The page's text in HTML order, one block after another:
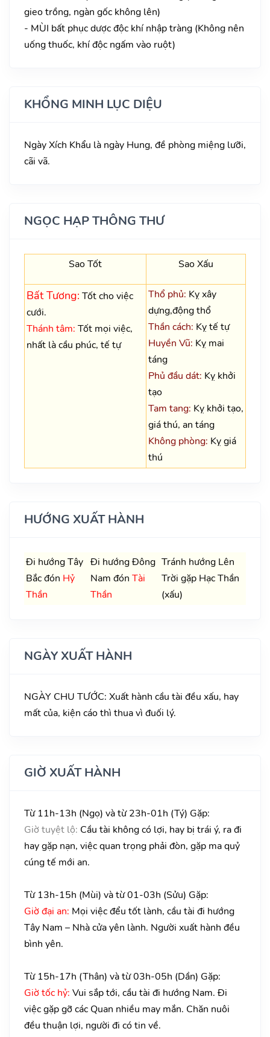
gieo trồng, ngàn gốc không lên)
- MÙI bất phục dược độc khí nhập tràng (Không nên
uống thuốc, khí độc ngấm vào ruột)
KHỔNG MINH LỤC DIỆU
Ngày Xích Khẩu là ngày Hung, đề phòng miệng lưỡi,
cãi vã.
NGỌC HẠP THÔNG THƯ
Sao Tốt Sao Xấu
Bất Tương: Tốt cho việc
cưới.
Thánh tâm: Tốt mọi việc,
nhất là cầu phúc, tế tự
Thổ phủ: Kỵ xây
dựng,động thổ
Thần cách: Kỵ tế tự
Huyền Vũ: Kỵ mai
táng
Phủ đầu dát: Kỵ khởi
tạo
Tam tang: Kỵ khởi tạo,
giá thú, an táng
Không phòng: Kỵ giá
thú
HƯỚNG XUẤT HÀNH
Đi hướng Tây
Bắc đón Hỷ
Thần
Đi hướng Đông
Nam đón Tài
Thần
Tránh hướng Lên
Trời gặp Hạc Thần
(xấu)
NGÀY XUẤT HÀNH
NGÀY CHU TƯỚC: Xuất hành cầu tài đều xấu, hay
mất của, kiện cáo thì thua vì đuối lý.
GIỜ XUẤT HÀNH
Từ 11h-13h (Ngọ) và từ 23h-01h (Tý) Gặp:
Giờ tuyệt lộ: Cầu tài không có lợi, hay bị trái ý, ra đi
hay gặp nạn, việc quan trọng phải đòn, gặp ma quỷ
cúng tế mới an.
Từ 13h-15h (Mùi) và từ 01-03h (Sửu) Gặp:
Giờ đại an: Mọi việc đểu tốt lành, cầu tài đi hướng
Tây Nam – Nhà cửa yên lành. Người xuất hành đều
bình yên.
Từ 15h-17h (Thân) và từ 03h-05h (Dần) Gặp:
Giờ tốc hỷ: Vui sắp tới, cầu tài đi hướng Nam. Đi
việc gặp gỡ các Quan nhiều may mắn. Chăn nuôi
đều thuận lợi, người đi có tin về.